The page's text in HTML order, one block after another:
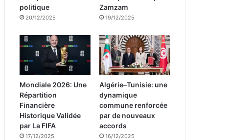
politique
20/12/2025
Zamzam
19/12/2025
Mondiale 2026: Une
Répartition
Financière
Historique Validée
par La FIFA
17/12/2025
Algérie–Tunisie: une
dynamique
commune renforcée
par de nouveaux
accords
16/12/2025